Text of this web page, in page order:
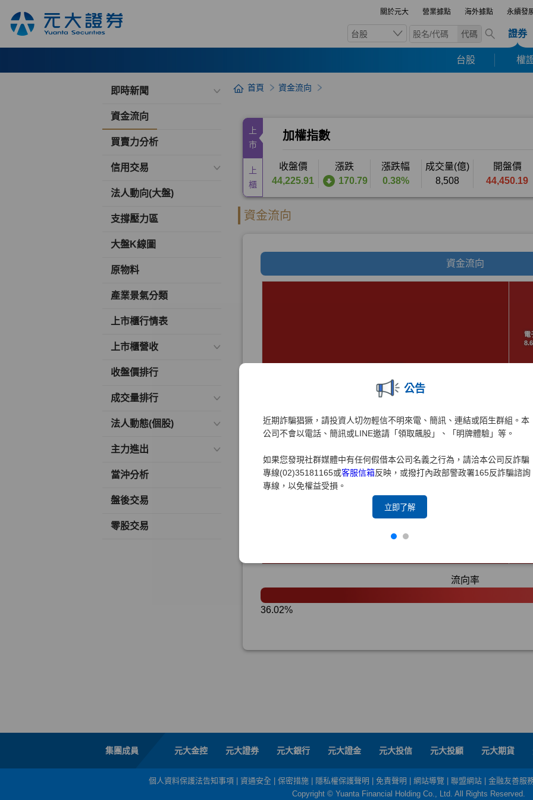
關於元大 營業據點 海外據點 永續發
台股 代碼 證券
台股 權
公告
近期詐騙猖獗，請投資人切勿輕信不明來電、簡訊、連結或陌生群組。本
公司不會以電話、簡訊或LINE邀請「領取飆股」、「明牌體驗」等。
如果您發現社群媒體中有任何假借本公司名義之行為，請洽本公司反詐騙
專線(02)35181165或客服信箱反映，或撥打內政部警政署165反詐騙諮詢
專線，以免權益受損。
立即了解
即時新聞
資金流向
買賣力分析
信用交易
法人動向(大盤)
支撐壓力區
大盤K線圖
原物料
產業景氣分類
上市櫃行情表
上市櫃營收
收盤價排行
成交量排行
法人動態(個股)
主力進出
當沖分析
盤後交易
零股交易
首頁 資金流向
集團成員 元大金控 元大證券 元大銀行 元大證金 元大投信 元大投顧 元大期貨
個人資料保護法告知事項 資通安全 保密措施 隱私權保護聲明 免責聲明 網站導覽 聯盟網站
金融友善服
Copyright © Yuanta Financial Holding Co., Ltd. All Rights Reserved.